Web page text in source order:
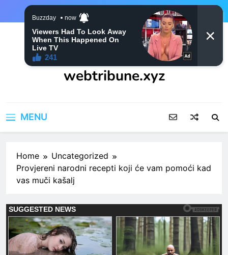
webtribune.xyz
MENU
Home
Uncategorized
Provjereni narodni recepti koji će vam pomoći kad
vas muči kašalj